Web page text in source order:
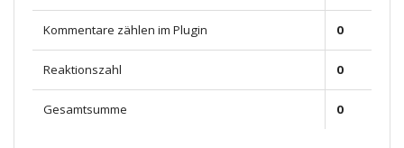
Kommentare zählen im Plugin 0
Reaktionszahl 0
Gesamtsumme 0